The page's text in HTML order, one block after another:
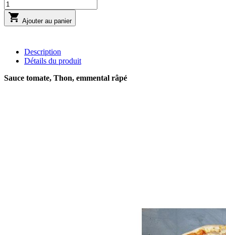
 Ajouter au panier
Description
Détails du produit
Sauce tomate, Thon, emmental râpé